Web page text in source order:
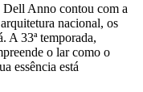
Anno contou com a
nacional, os
A 33ª temporada,
o lar como o
essência está